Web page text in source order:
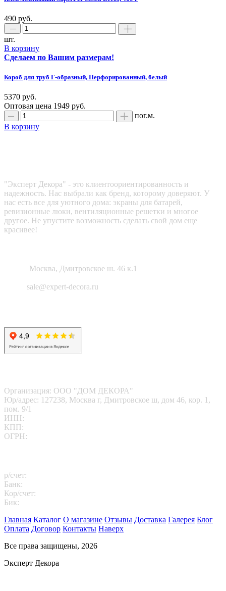
490 руб.
шт.
В корзину
Сделаем по Вашим размерам!
Короб для труб Г-образный, Перфорированный, белый
5370 руб.
Оптовая цена 1949 руб.
пог.м.
В корзину
"Эксперт Декора" - это клиентоориентированность и
надежность. Нас выбрали как бренд, которому доверяют. У
нас есть все для уютного дома: экраны для батарей,
ревизионные люки, вентиляционные решетки и многое
другое. Не упустите возможность сделать свой дом еще
красивее!
Москва, Дмитровское ш. 46 к.1
sale@expert-decora.ru
Организация: ООО "ДОМ ДЕКОРА"
Юр/адрес: 127238, Москва г, Дмитровское ш, дом 46, кор. 1,
пом. 9/1
ИНН:
КПП:
ОГРН:
р/счет:
Банк:
Кор/счет:
Бик:
Главная Каталог О магазине Отзывы Доставка Галерея Блог
Оплата Договор Контакты Наверх
Все права защищены, 2026
Эксперт Декора